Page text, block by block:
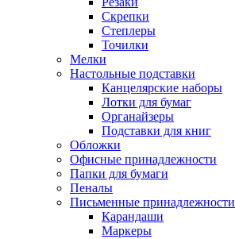
Скрепки
Степлеры
Точилки
Мелки
Настольные подставки
Канцелярские наборы
Лотки для бумаг
Органайзеры
Подставки для книг
Обложки
Офисные принадлежности
Папки для бумаги
Пеналы
Письменные принадлежности
Карандаши
Маркеры